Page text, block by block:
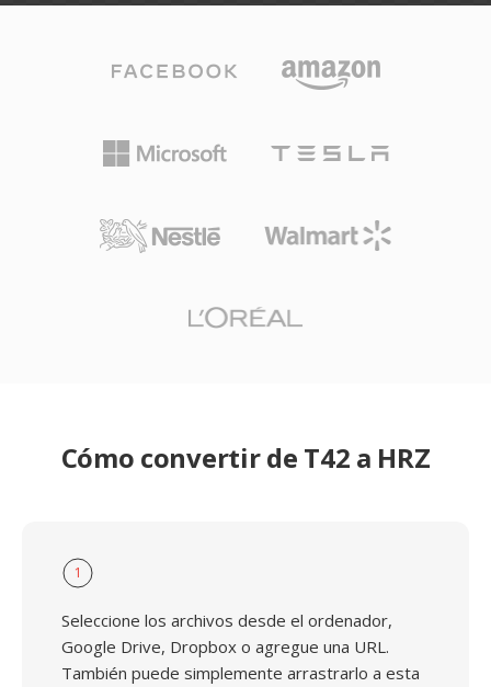
Cómo convertir de T42 a HRZ
1
Seleccione los archivos desde el ordenador,
Google Drive, Dropbox o agregue una URL.
También puede simplemente arrastrarlo a esta